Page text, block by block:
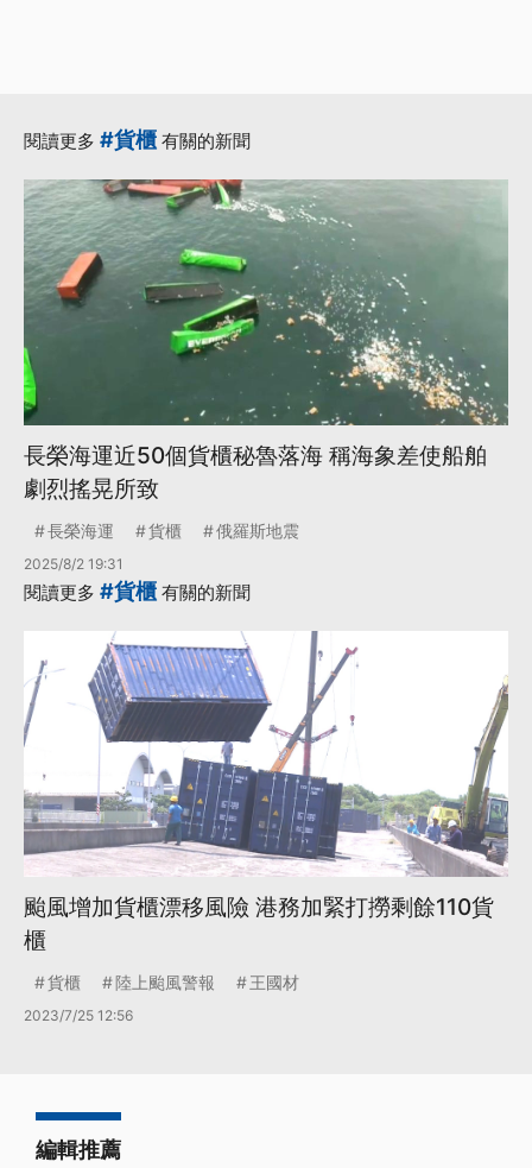
閱讀更多 #貨櫃 有關的新聞
長榮海運近50個貨櫃秘魯落海 稱海象差使船舶
劇烈搖晃所致
長榮海運 貨櫃 俄羅斯地震
2025/8/2 19:31
閱讀更多 #貨櫃 有關的新聞
颱風增加貨櫃漂移風險 港務加緊打撈剩餘110貨
櫃
貨櫃 陸上颱風警報 王國材
2023/7/25 12:56
編輯推薦